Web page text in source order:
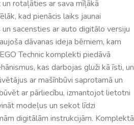
rotaļāties ar sava mīļākā
kad pienācis laiks jaunai
sacensties ar auto digitālo versiju
dāvanas ideja bērniem, kam
Technic komplekti piedāvā
kas darbojas gluži kā īsti, un
ar mašīnbūvi saprotamā un
ar pārliecību, izmantojot lietotni
modeļus un sekot līdzi
digitālām instrukcijām. Komplektā